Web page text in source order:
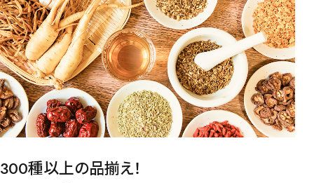
予算・価格で探す
〜 円
茶葉を選択
健康茶 ハーブティー 緑茶
中国茶
紅茶
300種以上の品揃え！